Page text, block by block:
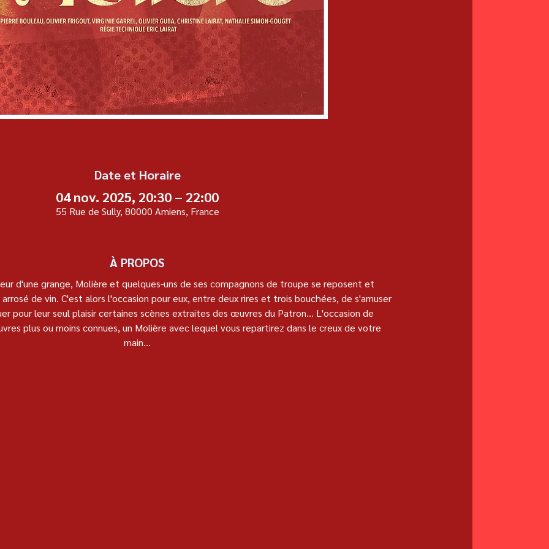
Date et Horaire
04 nov. 2025, 20:30 – 22:00
55 Rue de Sully, 80000 Amiens, France
À PROPOS
d'une grange, Molière et quelques-uns de ses compagnons de troupe se reposent et
de vin. C'est alors l'occasion pour eux, entre deux rires et trois bouchées, de s'amuser
pour leur seul plaisir certaines scènes extraites des œuvres du Patron... L'occasion de
plus ou moins connues, un Molière avec lequel vous repartirez dans le creux de votre
main...